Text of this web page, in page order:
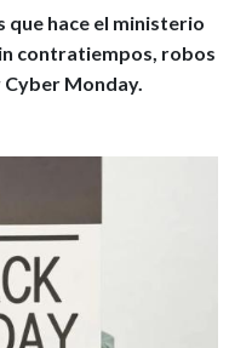
que hace el ministerio
contratiempos, robos
Cyber Monday.